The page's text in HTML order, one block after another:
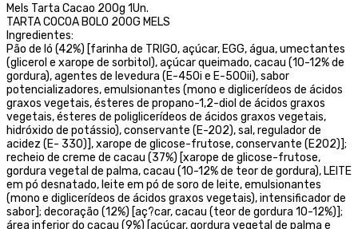
Mels Tarta Cacao 200g 1Un.
TARTA COCOA BOLO 200G MELS
Ingredientes:
Pão de ló (42%) [farinha de TRIGO, açúcar, EGG, água, umectantes
(glicerol e xarope de sorbitol), açúcar queimado, cacau (10-12% de
gordura), agentes de levedura (E-450i e E-500ii), sabor
potencializadores, emulsionantes (mono e diglicerídeos de ácidos
graxos vegetais, ésteres de propano-1,2-diol de ácidos graxos
vegetais, ésteres de poliglicerídeos de ácidos graxos vegetais,
hidróxido de potássio), conservante (E-202), sal, regulador de
acidez (E- 330)], xarope de glicose-frutose, conservante (E202)];
recheio de creme de cacau (37%) [xarope de glicose-frutose,
gordura vegetal de palma, cacau (10-12% de teor de gordura), LEITE
em pó desnatado, leite em pó de soro de leite, emulsionantes
(mono e diglicerídeos de ácidos graxos vegetais), intensificador de
sabor]; decoração (12%) [aç?car, cacau (teor de gordura 10-12%)];
área inferior do cacau (9%) [açúcar, gordura vegetal de palma e